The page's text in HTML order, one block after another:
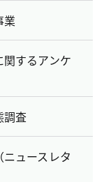
業
するアンケ
調査
ュースレタ